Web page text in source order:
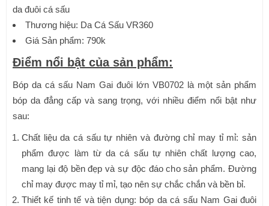
da đuôi cá sấu
Thương hiệu: Da Cá Sấu VR360
Giá Sản phẩm: 790k
Điểm nổi bật của sản phẩm:
Bóp da cá sấu Nam Gai đuôi lớn VB0702 là một sản phẩm
bóp da đẳng cấp và sang trọng, với nhiều điểm nổi bật như
sau:
Chất liệu da cá sấu tự nhiên và đường chỉ may tỉ mỉ: sản
phẩm được làm từ da cá sấu tự nhiên chất lượng cao,
mang lại độ bền đẹp và sự độc đáo cho sản phẩm. Đường
chỉ may được may tỉ mỉ, tạo nên sự chắc chắn và bền bỉ.
Thiết kế tinh tế và tiện dụng: bóp da cá sấu Nam Gai đuôi